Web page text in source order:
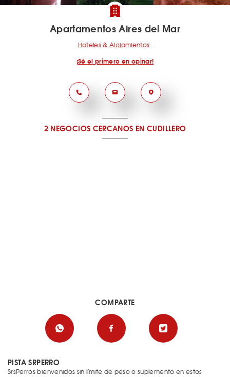
Apartamentos Aires del Mar
Hoteles & Alojamientos
¡Sé el primero en opinar!
2 NEGOCIOS CERCANOS EN CUDILLERO
PISTA SRPERRO
SrsPerros bienvenidos sin límite de peso o suplemento en estos
COMPARTE